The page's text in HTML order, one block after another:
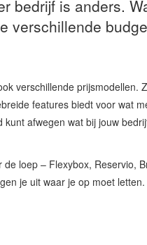
bedrijf is anders.
verschillende
verschillende prijsmodellen.
features biedt voor wat
afwegen wat bij jouw
loep – Flexybox, Reservio,
je uit waar je op moet letten.